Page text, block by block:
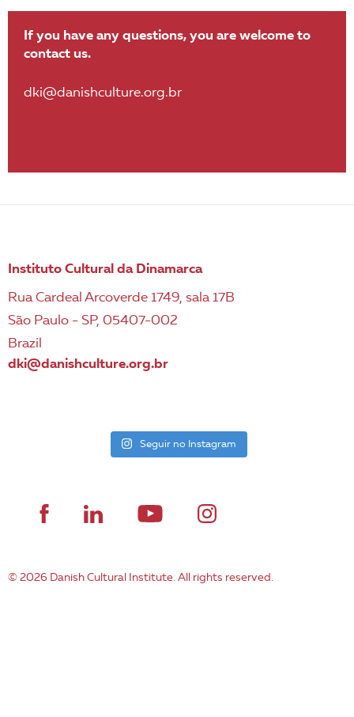
If you have any questions, you are welcome to
contact us.
dki@danishculture.org.br
Instituto Cultural da Dinamarca
Rua Cardeal Arcoverde 1749, sala 17B
São Paulo - SP, 05407-002
Brazil
dki@danishculture.org.br
Seguir no Instagram
© 2026 Danish Cultural Institute. All rights reserved.